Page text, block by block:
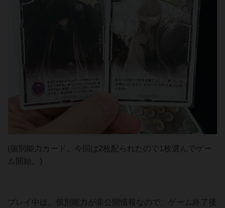
(個別能力カード。今回は2枚配られたので1枚選んでゲー
ム開始。)
プレイ中は、個別能力が非公開情報なので、ゲーム終了後